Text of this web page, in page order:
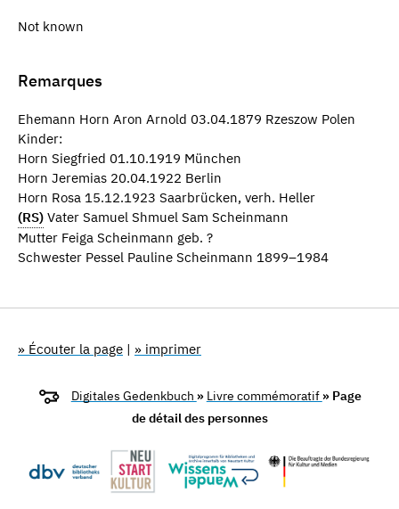
Not known
Remarques
Ehemann Horn Aron Arnold 03.04.1879 Rzeszow Polen
Kinder:
Horn Siegfried 01.10.1919 München
Horn Jeremias 20.04.1922 Berlin
Horn Rosa 15.12.1923 Saarbrücken, verh. Heller
(RS) Vater Samuel Shmuel Sam Scheinmann
Mutter Feiga Scheinmann geb. ?
Schwester Pessel Pauline Scheinmann 1899–1984
» Écouter la page | » imprimer
Digitales Gedenkbuch » Livre commémoratif » Page
de détail des personnes